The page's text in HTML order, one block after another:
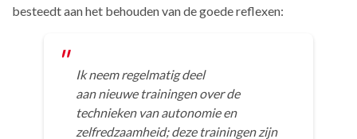
besteedt aan het behouden van de goede reflexen:
Ik neem regelmatig deel
aannieuwe trainingen over de
technieken van autonomie en
zelfredzaamheid; deze trainingen zijn